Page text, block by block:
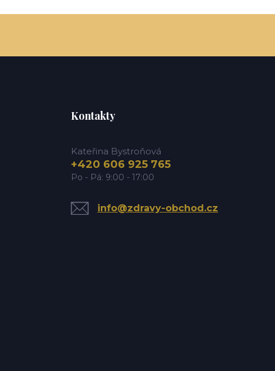
Kontakty
Kateřina Bystroňová
+420 606 925 765
Po - Pá: 9:00 - 17:00
info@zdravy-obchod.cz